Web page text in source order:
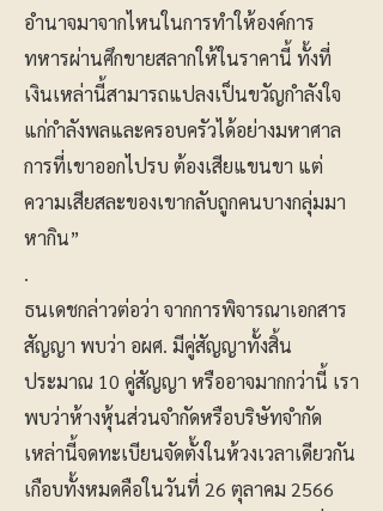
อำนาจมาจากไหนในการทำให้องค์การ
ทหารผ่านศึกขายสลากให้ในราคานี้ ทั้งที่
เงินเหล่านี้สามารถแปลงเป็นขวัญกำลังใจ
แก่กำลังพลและครอบครัวได้อย่างมหาศาล
การที่เขาออกไปรบ ต้องเสียแขนขา แต่
ความเสียสละของเขากลับถูกคนบางกลุ่มมา
หากิน”
.
ธนเดชกล่าวต่อว่า จากการพิจารณาเอกสาร
สัญญา พบว่า อผศ. มีคู่สัญญาทั้งสิ้น
ประมาณ 10 คู่สัญญา หรืออาจมากกว่านี้ เรา
พบว่าห้างหุ้นส่วนจำกัดหรือบริษัทจำกัด
เหล่านี้จดทะเบียนจัดตั้งในห้วงเวลาเดียวกัน
เกือบทั้งหมดคือในวันที่ 26 ตุลาคม 2566